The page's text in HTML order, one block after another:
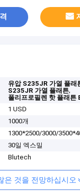
유압 S235JR 가열 플래
S235JR 가열 플래튼,
폴리프로필렌 핫 플래튼
1 USD
1000개
1300*2500/3000/
30일 엑스밀
Blutech
은 것을 전망하십시오